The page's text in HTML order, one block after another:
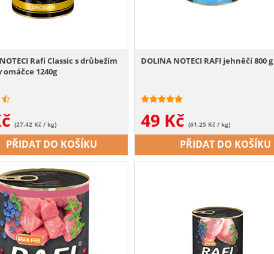
Rafi Classic s drůbežím
omáčce 1240g
(27.42 Kč / kg)
PŘIDAT DO KOŠÍKU
DOLINA NOTECI RAFI jehněčí 800 g
49 Kč (61.25 Kč / kg)
PŘIDAT DO KOŠÍKU